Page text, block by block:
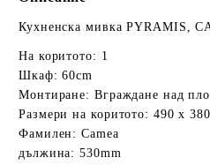
Кухненска мивка PYRAMIS,
На коритото: 1
Шкаф: 60cm
Монтиране: Вграждане над
Размери на коритото: 490 x
Фамилен: Camea
дължина: 530mm